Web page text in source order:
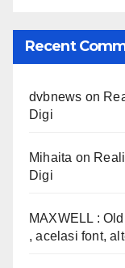
Recent
dvbnews on
Digi
Mihaita on
Digi
MAXWELL :
, acelasi font,